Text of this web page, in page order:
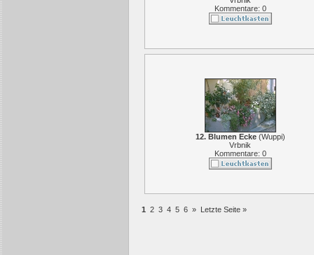
Kommentare: 0
12. Blumen Ecke(Wuppi)
Vrbnik
Kommentare: 0
1 2 3 4 5 6 » Letzte Seite »